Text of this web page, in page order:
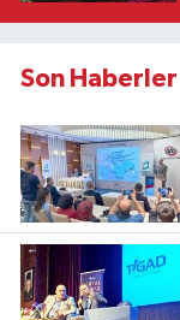
Son Haberler